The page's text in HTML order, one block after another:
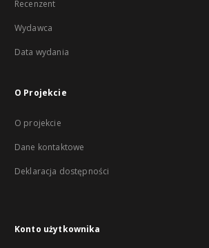
Recenzent
Wydawca
Data wydania
O Projekcie
O projekcie
Dane kontaktowe
Deklaracja dostępności
Konto użytkownika